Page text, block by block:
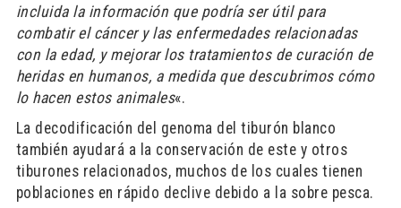
incluida la información que podría ser útil para
combatir el cáncer y las enfermedades relacionadas
con la edad, y mejorar los tratamientos de curación de
heridas en humanos, a medida que descubrimos cómo
lo hacen estos animales«.
La decodificación del genoma del tiburón blanco
también ayudará a la conservación de este y otros
tiburones relacionados, muchos de los cuales tienen
poblaciones en rápido declive debido a la sobre pesca.